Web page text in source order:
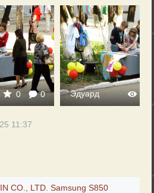
0 0 Эдуард
11:37
CO., LTD. Samsung S850